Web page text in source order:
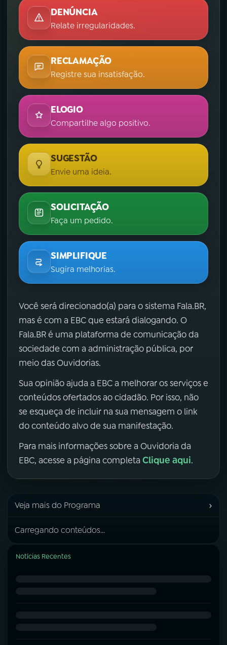
DENÚNCIA
Relate irregularidades.
RECLAMAÇÃO
Registre sua insatisfação.
ELOGIO
Compartilhe algo positivo.
SUGESTÃO
Envie uma ideia.
SOLICITAÇÃO
Faça um pedido.
SIMPLIFIQUE
Sugira melhorias.
Você será direcionado(a) para o sistema Fala.BR,
mas é com a EBC que estará dialogando. O
Fala.BR é uma plataforma de comunicação da
sociedade com a administração pública, por
meio das Ouvidorias.
Sua opinião ajuda a EBC a melhorar os serviços e
conteúdos ofertados ao cidadão. Por isso, não
se esqueça de incluir na sua mensagem o link
do conteúdo alvo de sua manifestação.
Para mais informações sobre a Ouvidoria da
EBC, acesse a página completa Clique aqui.
Veja mais do Programa ›
Carregando conteúdos...
Notícias Recentes